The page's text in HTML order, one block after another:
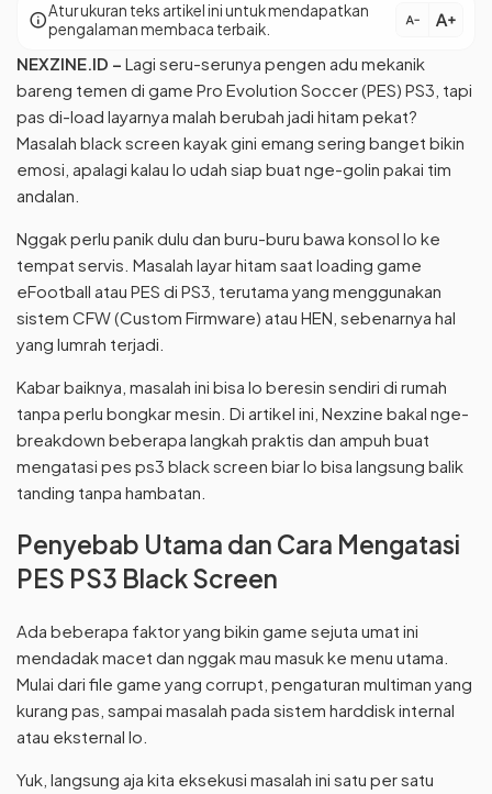
infoAtur ukuran teks artikel ini untuk mendapatkan
pengalaman membaca terbaik.
text_decrease text_increase
NEXZINE.ID – Lagi seru-serunya pengen adu mekanik
bareng temen di game Pro Evolution Soccer (PES) PS3, tapi
pas di-load layarnya malah berubah jadi hitam pekat?
Masalah black screen kayak gini emang sering banget bikin
emosi, apalagi kalau lo udah siap buat nge-golin pakai tim
andalan.
Nggak perlu panik dulu dan buru-buru bawa konsol lo ke
tempat servis. Masalah layar hitam saat loading game
eFootball atau PES di PS3, terutama yang menggunakan
sistem CFW (Custom Firmware) atau HEN, sebenarnya hal
yang lumrah terjadi.
Kabar baiknya, masalah ini bisa lo beresin sendiri di rumah
tanpa perlu bongkar mesin. Di artikel ini, Nexzine bakal nge-
breakdown beberapa langkah praktis dan ampuh buat
mengatasi pes ps3 black screen biar lo bisa langsung balik
tanding tanpa hambatan.
Penyebab Utama dan Cara Mengatasi
PES PS3 Black Screen
Ada beberapa faktor yang bikin game sejuta umat ini
mendadak macet dan nggak mau masuk ke menu utama.
Mulai dari file game yang corrupt, pengaturan multiman yang
kurang pas, sampai masalah pada sistem harddisk internal
atau eksternal lo.
Yuk, langsung aja kita eksekusi masalah ini satu per satu